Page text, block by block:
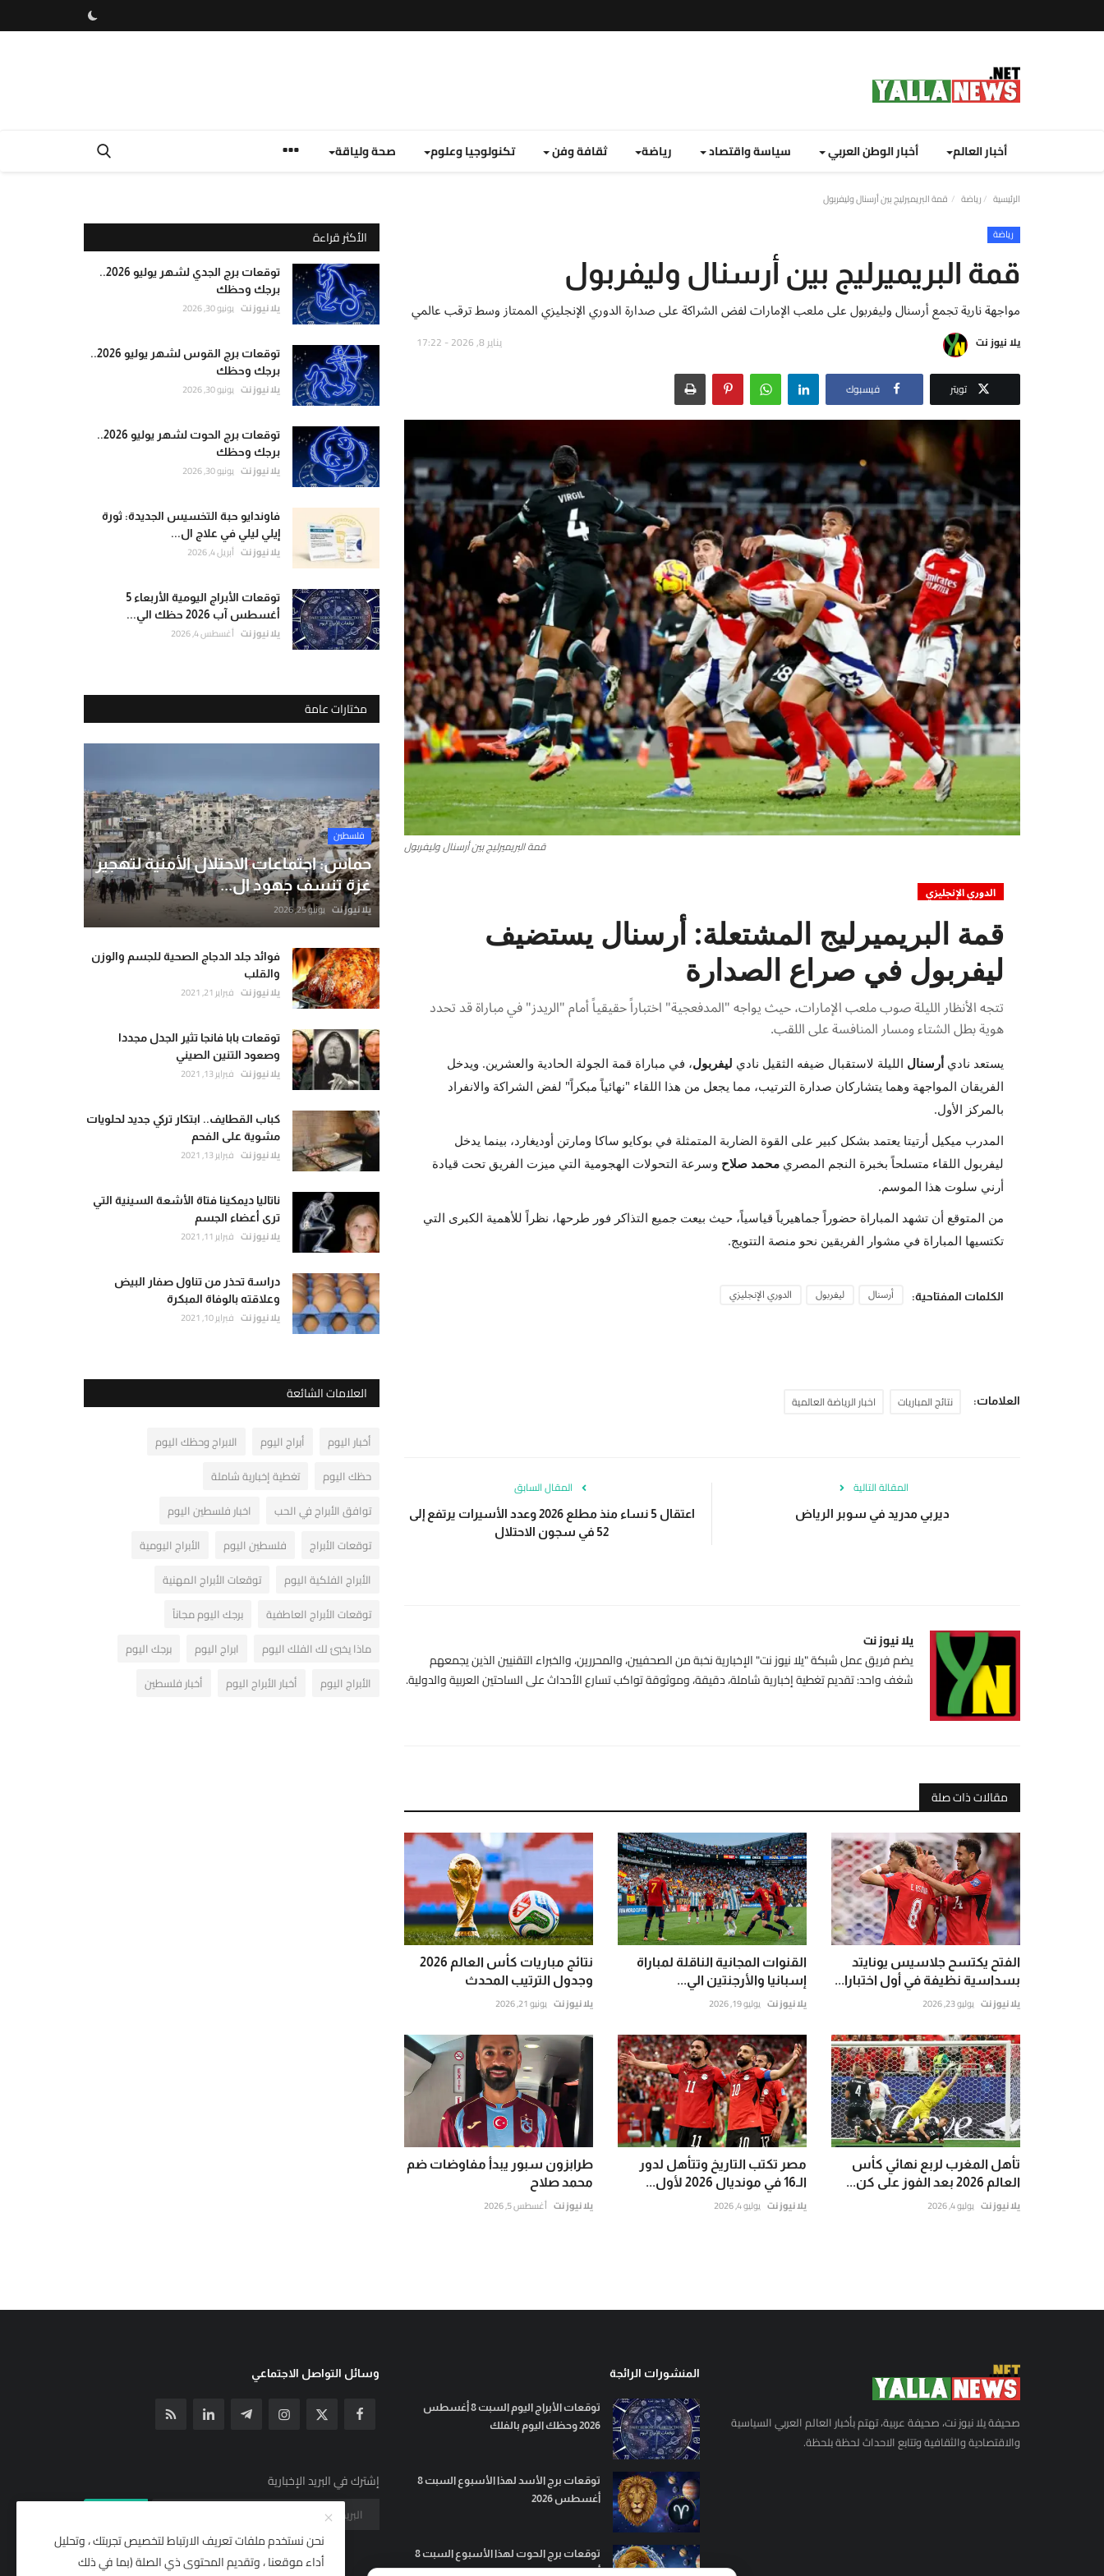
أخبار العالم أخبار الوطن العربي سياسة واقتصاد رياضة ثقافة وفن تكنولوجيا وعلوم صحة ولياقة
الرئيسية رياضة قمة البريميرليج بين أرسنال وليفربول
رياضة
قمة البريميرليج بين أرسنال وليفربول
مواجهة نارية تجمع أرسنال وليفربول على ملعب الإمارات لفض الشراكة على صدارة الدوري الإنجليزي الممتاز وسط ترقب عالمي
يلا نيوز نت يناير 8, 2026 - 17:22
تويتر فيسبوك
قمة البريميرليج بين أرسنال وليفربول
الدوري الإنجليزي
قمة البريميرليج المشتعلة: أرسنال يستضيف
ليفربول في صراع الصدارة
تتجه الأنظار الليلة صوب ملعب الإمارات، حيث يواجه "المدفعجية" اختباراً حقيقياً أمام "الريدز" في مباراة قد تحدد
هوية بطل الشتاء ومسار المنافسة على اللقب.
يستعد نادي أرسنال الليلة لاستقبال ضيفه الثقيل نادي ليفربول، في مباراة قمة الجولة الحادية والعشرين. ويدخل
الفريقان المواجهة وهما يتشاركان صدارة الترتيب، مما يجعل من هذا اللقاء "نهائياً مبكراً" لفض الشراكة والانفراد
بالمركز الأول.
المدرب ميكيل أرتيتا يعتمد بشكل كبير على القوة الضاربة المتمثلة في بوكايو ساكا ومارتن أوديغارد، بينما يدخل
ليفربول اللقاء متسلحاً بخبرة النجم المصري محمد صلاح وسرعة التحولات الهجومية التي ميزت الفريق تحت قيادة
أرني سلوت هذا الموسم.
من المتوقع أن تشهد المباراة حضوراً جماهيرياً قياسياً، حيث بيعت جميع التذاكر فور طرحها، نظراً للأهمية الكبرى التي
تكتسيها المباراة في مشوار الفريقين نحو منصة التتويج.
الكلمات المفتاحية: أرسنال ليفربول الدوري الإنجليزي
العلامات: نتائج المباريات اخبار الرياضة العالمية
المقال السابق
اعتقال 5 نساء منذ مطلع 2026 وعدد الأسيرات يرتفع إلى
52 في سجون الاحتلال
المقالة التالية
ديربي مدريد في سوبر الرياض
يلا نيوز نت
يضم فريق عمل شبكة "يلا نيوز نت" الإخبارية نخبة من الصحفيين، والمحررين، والخبراء التقنيين الذين يجمعهم
شغف واحد: تقديم تغطية إخبارية شاملة، دقيقة، وموثوقة تواكب تسارع الأحداث على الساحتين العربية والدولية.
مقالات ذات صلة
الفتح يكتسح جلاسيس يونايتد
بسداسية نظيفة في أول اختبارا...
يلا نيوز نت يوليو 23, 2026
القنوات المجانية الناقلة لمباراة
إسبانيا والأرجنتين الي...
يلا نيوز نت يوليو 19, 2026
نتائج مباريات كأس العالم 2026
وجدول الترتيب المحدث
يلا نيوز نت يونيو 21, 2026
تأهل المغرب لربع نهائي كأس
العالم 2026 بعد الفوز على كن...
يلا نيوز نت يوليو 4, 2026
مصر تكتب التاريخ وتتأهل لدور
الـ16 في مونديال 2026 لأول...
يلا نيوز نت يوليو 4, 2026
طرابزون سبور يبدأ مفاوضات ضم
محمد صلاح
يلا نيوز نت أغسطس 5, 2026
الأكثر قراءة
توقعات برج الجدي لشهر يوليو 2026..
برجك وحظك
يلا نيوز نت يونيو 30, 2026
توقعات برج القوس لشهر يوليو 2026..
برجك وحظك
يلا نيوز نت يونيو 30, 2026
توقعات برج الحوت لشهر يوليو 2026..
برجك وحظك
يلا نيوز نت يونيو 30, 2026
فاوندايو حبة التخسيس الجديدة: ثورة
إيلي ليلي في علاج ال...
يلا نيوز نت أبريل 4, 2026
توقعات الأبراج اليومية الأربعاء 5
أغسطس آب 2026 حظك الي...
يلا نيوز نت أغسطس 4, 2026
مختارات عامة
فلسطين
حماس: اجتماعات الاحتلال الأمنية لتهجير
غزة تنسف جهود ال...
يلا نيوز نت يونيو 25, 2026
فوائد جلد الدجاج الصحية للجسم والوزن
والقلب
يلا نيوز نت فبراير 21, 2021
توقعات بابا فانجا تثير الجدل مجددا
وصعود التنين الصيني
يلا نيوز نت فبراير 13, 2021
كباب القطايف.. ابتكار تركي جديد لحلويات
مشوية على الفحم
يلا نيوز نت فبراير 13, 2021
ناتاليا ديمكينا فتاة الأشعة السينية التي
ترى أعضاء الجسم
يلا نيوز نت فبراير 11, 2021
دراسة تحذر من تناول صفار البيض
وعلاقته بالوفاة المبكرة
يلا نيوز نت فبراير 10, 2021
العلامات الشائعة
أخبار اليوم أبراج اليوم
الابراج وحظك اليوم
حظك اليوم
تغطية إخبارية شاملة
توافق الأبراج في الحب
اخبار فلسطين اليوم
توقعات الأبراج
فلسطين اليوم
الأبراج اليومية
الأبراج الفلكية اليوم
توقعات الأبراج المهنية
توقعات الأبراج العاطفية
برجك اليوم مجاناً
ماذا يخبئ لك الفلك اليوم
ابراج اليوم
برجك اليوم
الأبراج اليوم
أخبار الأبراج اليوم أخبار فلسطين
صحيفة يلا نيوز نت، صحيفة عربية، تهتم بأخبار العالم العربي السياسية
والاقتصادية والثقافية وتتابع الاحداث لحظة بلحظة.
المنشورات الرائجة
توقعات الأبراج اليوم السبت 8 أغسطس
2026 وحظك اليوم بالفلك
توقعات برج الأسد لهذا الأسبوع السبت 8
أغسطس 2026
توقعات برج الحوت لهذا الأسبوع السبت 8
أغسطس 2026
وسائل التواصل الاجتماعي
إشترك في البريد الإخبارية
نحن نستخدم ملفات تعريف الارتباط لتخصيص تجربتك ، وتحليل
أداء موقعنا ، وتقديم المحتوى ذي الصلة (بما في ذلك